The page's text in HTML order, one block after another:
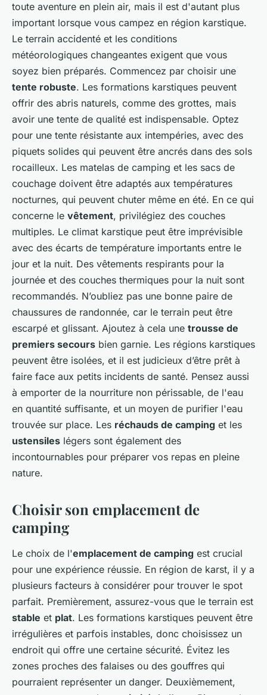
toute aventure en plein air, mais il est d'autant plus
important lorsque vous campez en région karstique.
Le terrain accidenté et les conditions
météorologiques changeantes exigent que vous
soyez bien préparés. Commencez par choisir une
tente robuste. Les formations karstiques peuvent
offrir des abris naturels, comme des grottes, mais
avoir une tente de qualité est indispensable. Optez
pour une tente résistante aux intempéries, avec des
piquets solides qui peuvent être ancrés dans des sols
rocailleux. Les matelas de camping et les sacs de
couchage doivent être adaptés aux températures
nocturnes, qui peuvent chuter même en été. En ce qui
concerne le vêtement, privilégiez des couches
multiples. Le climat karstique peut être imprévisible
avec des écarts de température importants entre le
jour et la nuit. Des vêtements respirants pour la
journée et des couches thermiques pour la nuit sont
recommandés. N’oubliez pas une bonne paire de
chaussures de randonnée, car le terrain peut être
escarpé et glissant. Ajoutez à cela une trousse de
premiers secours bien garnie. Les régions karstiques
peuvent être isolées, et il est judicieux d’être prêt à
faire face aux petits incidents de santé. Pensez aussi
à emporter de la nourriture non périssable, de l'eau
en quantité suffisante, et un moyen de purifier l'eau
trouvée sur place. Les réchauds de camping et les
ustensiles légers sont également des
incontournables pour préparer vos repas en pleine
nature.
Choisir son emplacement de
camping
Le choix de l'emplacement de camping est crucial
pour une expérience réussie. En région de karst, il y a
plusieurs facteurs à considérer pour trouver le spot
parfait. Premièrement, assurez-vous que le terrain est
stable et plat. Les formations karstiques peuvent être
irrégulières et parfois instables, donc choisissez un
endroit qui offre une certaine sécurité. Évitez les
zones proches des falaises ou des gouffres qui
pourraient représenter un danger. Deuxièmement,